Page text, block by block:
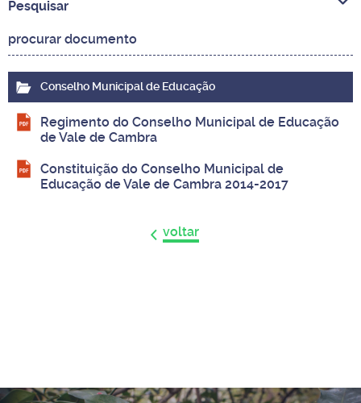
Pesquisar
Conselho Municipal de Educação
Regimento do Conselho Municipal de Educação
de Vale de Cambra
Constituição do Conselho Municipal de
Educação de Vale de Cambra 2014-2017
voltar